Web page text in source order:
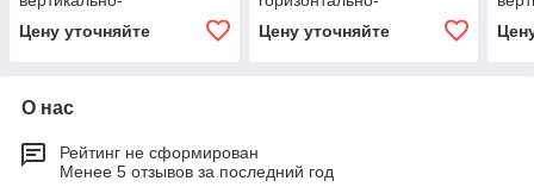
400 Ампер
Цену уточняйте
вертикальные секции 400
Ампер
Цену уточняйте
О нас
Рейтинг не сформирован
Менее 5 отзывов за последний год